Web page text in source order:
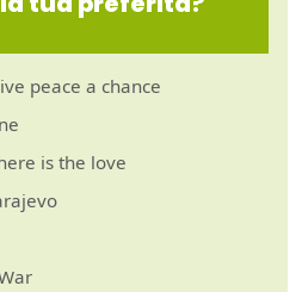
peace a chance
is the love